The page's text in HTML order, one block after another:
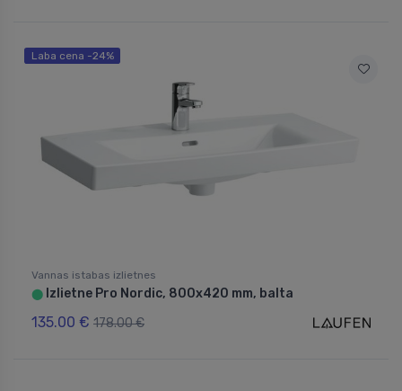
Laba cena -24%
Vannas istabas izlietnes
⬤ Izlietne Pro Nordic, 800x420 mm, balta
135.00 € 178.00 €